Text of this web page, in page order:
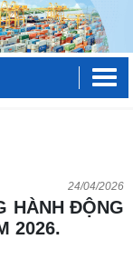
24/04/2026
2026.